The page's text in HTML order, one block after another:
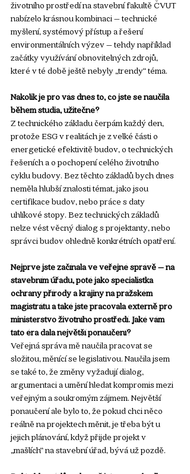
životního prostředí na stavební fakultě ČVUT
nabízelo krásnou kombinaci – technické
myšlení, systémový přístup a řešení
environmentálních výzev – tehdy například
začátky využívání obnovitelných zdrojů,
které v té době ještě nebyly „trendy“ téma.
Nakolik je pro vás dnes to, co jste se naučila
během studia, užitečné?
Z technického základu čerpám každý den,
protože ESG v realitách je z velké části o
energetické efektivitě budov, o technických
řešeních a o pochopení celého životního
cyklu budovy. Bez těchto základů bych dnes
neměla hlubší znalosti témat, jako jsou
certifikace budov, nebo práce s daty
uhlíkové stopy. Bez technických základů
nelze vést věcný dialog s projektanty, nebo
správci budov ohledně konkrétních opatření.
Nejprve jste začínala ve veřejné správě – na
stavebním úřadu, poté jako specialistka
ochrany přírody a krajiny na pražském
magistrátu a také jste pracovala externě pro
ministerstvo životního prostředí. Jaké vám
tato éra dala největší ponaučení?
Veřejná správa mě naučila pracovat se
složitou, měnící se legislativou. Naučila jsem
se také to, že změny vyžadují dialog,
argumentaci a umění hledat kompromis mezi
veřejným a soukromým zájmem. Největší
ponaučení ale bylo to, že pokud chci něco
reálně na projektech měnit, je třeba být u
jejich plánování, když přijde projekt v
„mašlích“ na stavební úřad, bývá už pozdě.